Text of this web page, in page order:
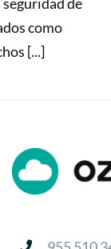
como
[...]